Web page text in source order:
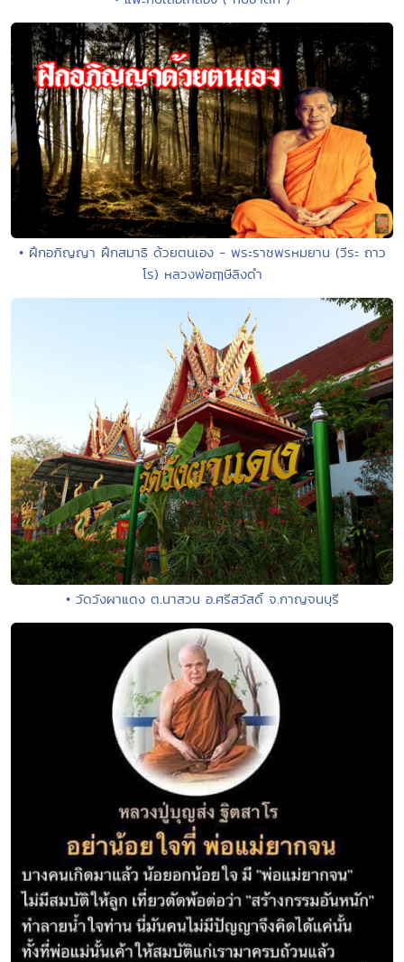
• ฝึกอภิญญา ฝึกสมาธิ ด้วยตนเอง - พระราชพรหมยาน (วีระ ถาว
โร) หลวงพ่อฤๅษีลิงดำ
• วัดวังผาแดง ต.นาสวน อ.ศรีสวัสดิ์ จ.กาญจนบุรี